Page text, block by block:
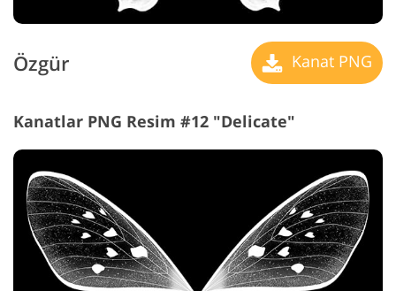
Özgür Kanat PNG
Kanatlar PNG Resim #12 "Delicate"